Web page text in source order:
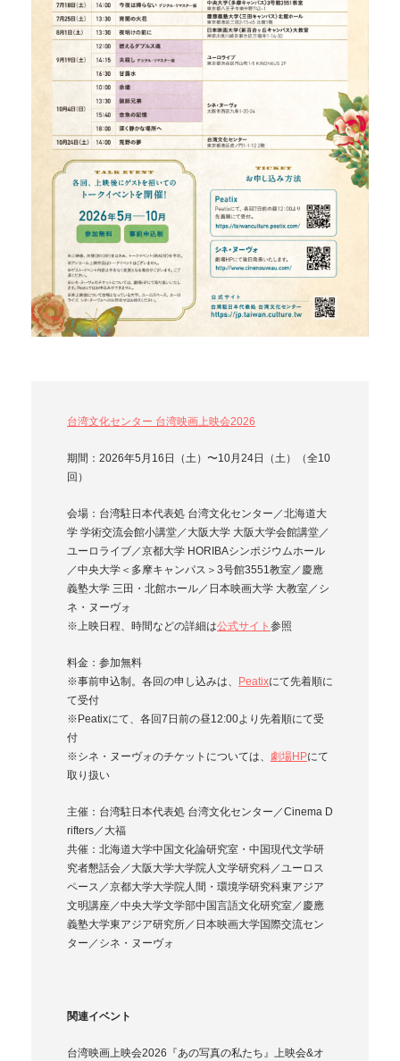
台湾文化センター 台湾映画上映会2026
期間：2026年5月16日（土）〜10月24日（土）（全10
回）
会場：台湾駐日本代表処 台湾文化センター／北海道大
学 学術交流会館小講堂／大阪大学 大阪大学会館講堂／
ユーロライブ／京都大学 HORIBAシンポジウムホール
／中央大学＜多摩キャンパス＞3号館3551教室／慶應
義塾大学 三田・北館ホール／日本映画大学 大教室／シ
ネ・ヌーヴォ
※上映日程、時間などの詳細は公式サイト 参照
料金：参加無料
※事前申込制。各回の申し込みは、
Peatixにて先着順に
て受付
※Peatixにて、各回7日前の昼12:00より先着順にて受
付
※シネ・ヌーヴォのチケットについては、 劇場HPにて
取り扱い
主催：台湾駐日本代表処 台湾文化センター／Cinema D
rifters／大福
共催：北海道大学中国文化論研究室・中国現代文学研
究者懇話会／大阪大学大学院人文学研究科／ユーロス
ペース／京都大学大学院人間・環境学研究科東アジア
文明講座／中央大学文学部中国言語文化研究室／慶應
義塾大学東アジア研究所／日本映画大学国際交流セン
ター／シネ・ヌーヴォ
関連イベント
台湾映画上映会2026『あの写真の私たち』上映会&オ